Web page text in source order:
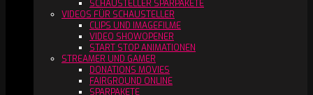
SCHAUSTELLER SPARPAKETE
VIDEOS FÜR SCHAUSTELLER
CLIPS UND IMAGEFILME
VIDEO SHOWOPENER
START STOP ANIMATIONEN
STREAMER UND GAMER
DONATIONS MOVIES
FAIRGROUND ONLINE
SPARPAKETE